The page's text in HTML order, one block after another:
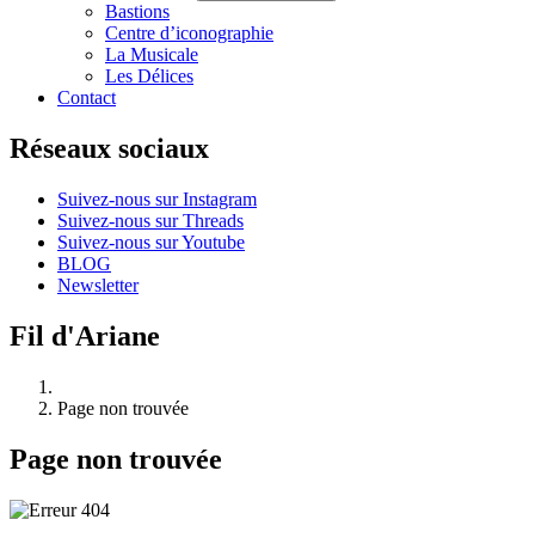
Bastions
Centre d’iconographie
La Musicale
Les Délices
Contact
Réseaux sociaux
Suivez-nous sur Instagram
Suivez-nous sur Threads
Suivez-nous sur Youtube
BLOG
Newsletter
Fil d'Ariane
Page non trouvée
Page non trouvée